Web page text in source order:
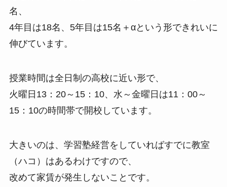
名、
4年目は18名、5年目は15名＋αという形できれいに
伸びています。
授業時間は全日制の高校に近い形で、
火曜日13：20～15：10、水～金曜日は11：00～
15：10の時間帯で開校しています。
大きいのは、学習塾経営をしていればすでに教室
（ハコ）はあるわけですので、
改めて家賃が発生しないことです。